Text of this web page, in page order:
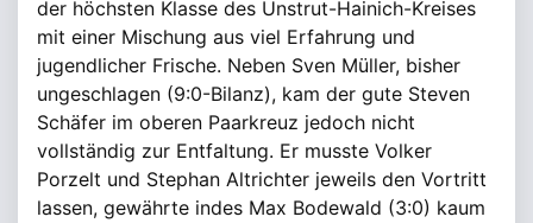
der höchsten Klasse des Unstrut-Hainich-Kreises
mit einer Mischung aus viel Erfahrung und
jugendlicher Frische. Neben Sven Müller, bisher
ungeschlagen (9:0-Bilanz), kam der gute Steven
Schäfer im oberen Paarkreuz jedoch nicht
vollständig zur Entfaltung. Er musste Volker
Porzelt und Stephan Altrichter jeweils den Vortritt
lassen, gewährte indes Max Bodewald (3:0) kaum